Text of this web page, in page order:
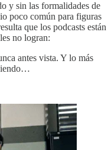
y sin las formalidades de
poco común para figuras
que los podcasts están
no logran:
antes vista. Y lo más